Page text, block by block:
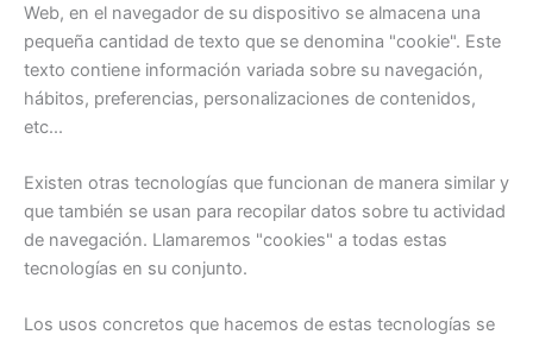
Web, en el navegador de su dispositivo se almacena una
pequeña cantidad de texto que se denomina "cookie". Este
texto contiene información variada sobre su navegación,
hábitos, preferencias, personalizaciones de contenidos,
etc...
Existen otras tecnologías que funcionan de manera similar y
que también se usan para recopilar datos sobre tu actividad
de navegación. Llamaremos "cookies" a todas estas
tecnologías en su conjunto.
Los usos concretos que hacemos de estas tecnologías se